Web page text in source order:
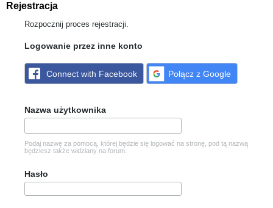
Rejestracja
Rozpocznij proces rejestracji.
Logowanie przez inne konto
Connect with Facebook Połącz z Google
Nazwa użytkownika
Podaj nazwę za pomocą, której będzie się logować na stronę, pod tą nazwą
będziesz także widziany na forum.
Hasło